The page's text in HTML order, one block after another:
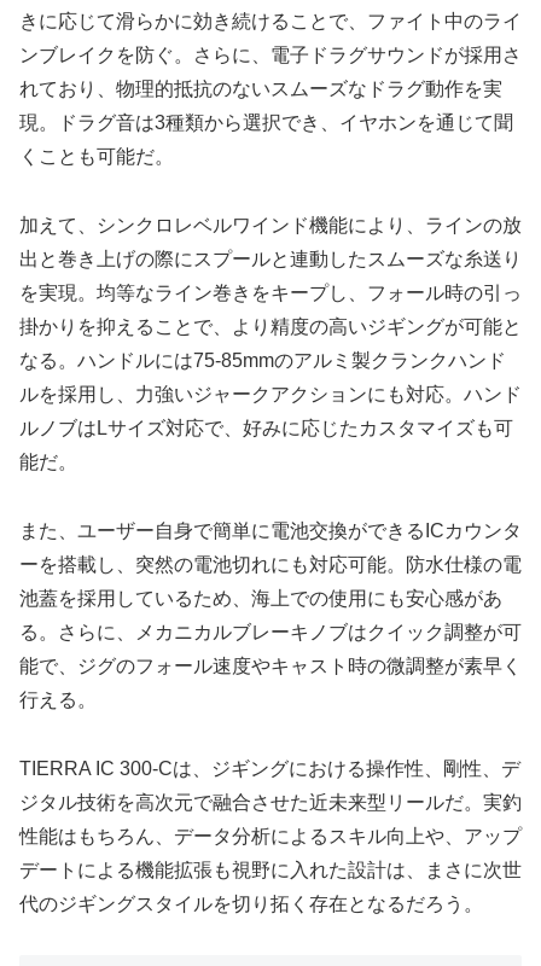
きに応じて滑らかに効き続けることで、ファイト中のライ
ンブレイクを防ぐ。さらに、電子ドラグサウンドが採用さ
れており、物理的抵抗のないスムーズなドラグ動作を実
現。ドラグ音は3種類から選択でき、イヤホンを通じて聞
くことも可能だ。
加えて、シンクロレベルワインド機能により、ラインの放
出と巻き上げの際にスプールと連動したスムーズな糸送り
を実現。均等なライン巻きをキープし、フォール時の引っ
掛かりを抑えることで、より精度の高いジギングが可能と
なる。ハンドルには75-85mmのアルミ製クランクハンド
ルを採用し、力強いジャークアクションにも対応。ハンド
ルノブはLサイズ対応で、好みに応じたカスタマイズも可
能だ。
また、ユーザー自身で簡単に電池交換ができるICカウンタ
ーを搭載し、突然の電池切れにも対応可能。防水仕様の電
池蓋を採用しているため、海上での使用にも安心感があ
る。さらに、メカニカルブレーキノブはクイック調整が可
能で、ジグのフォール速度やキャスト時の微調整が素早く
行える。
TIERRA IC 300-Cは、ジギングにおける操作性、剛性、デ
ジタル技術を高次元で融合させた近未来型リールだ。実釣
性能はもちろん、データ分析によるスキル向上や、アップ
デートによる機能拡張も視野に入れた設計は、まさに次世
代のジギングスタイルを切り拓く存在となるだろう。